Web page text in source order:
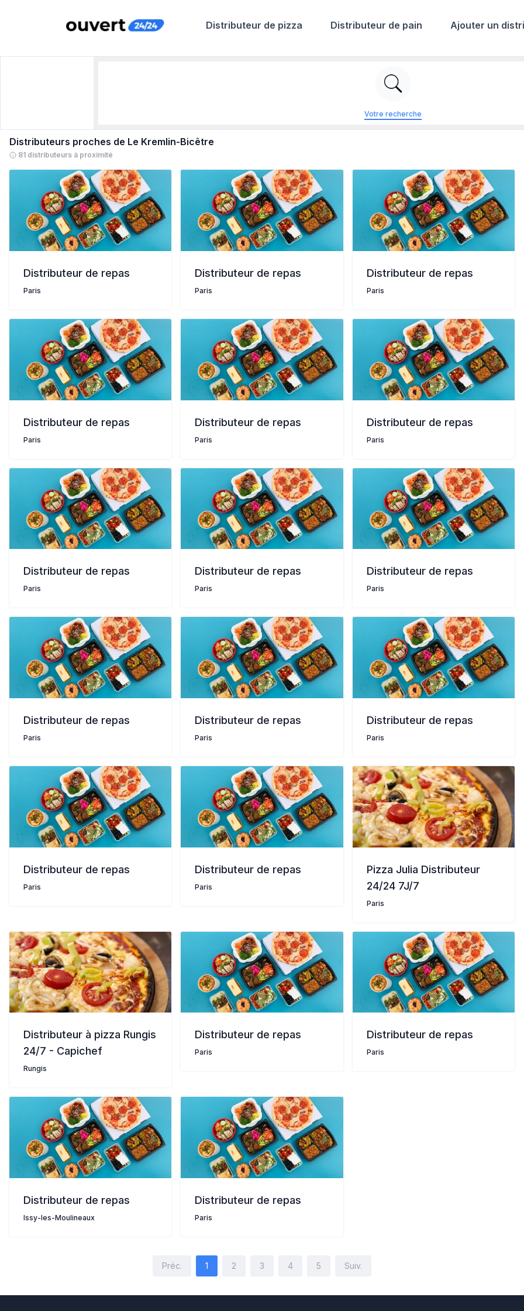
Distributeur de pizza Distributeur de pain Ajouter un
Votre recherche
Distributeurs proches de Le Kremlin-Bicêtre
81 distributeurs à proximité
Distributeur de repas
Paris
Distributeur de repas
Paris
Distributeur de repas
Paris
Distributeur de repas
Paris
Distributeur de repas
Paris
Distributeur de repas
Paris
Distributeur de repas
Paris
Distributeur de repas
Paris
Distributeur de repas
Paris
Distributeur de repas
Paris
Distributeur de repas
Paris
Distributeur de repas
Paris
Distributeur de repas
Paris
Distributeur de repas
Paris
Pizza Julia Distributeur
24/24 7J/7
Paris
Distributeur à pizza Rungis
24/7 - Capichef
Rungis
Distributeur de repas
Paris
Distributeur de repas
Paris
Distributeur de repas
Issy-les-Moulineaux
Distributeur de repas
Paris
Préc. 1 2 3 4 5 Suiv.